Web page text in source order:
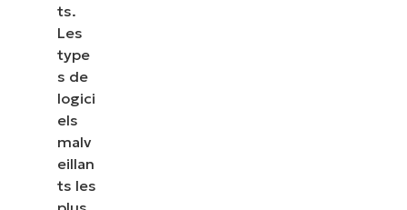
ts.
Les
type
s de
logici
els
malv
eillan
ts les